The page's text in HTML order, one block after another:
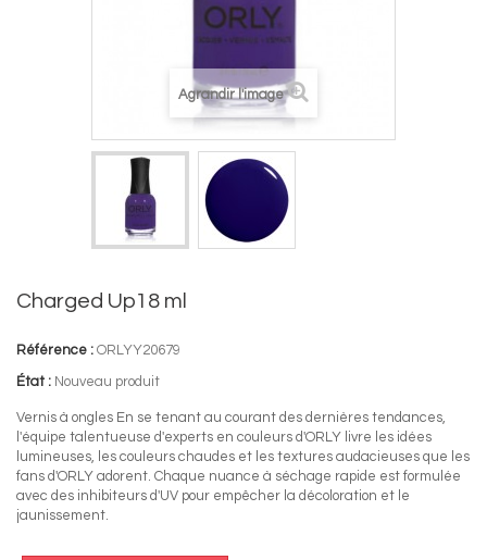
Agrandir l'image
Charged Up18 ml
Référence : ORLYY20679
État : Nouveau produit
Vernis à ongles En se tenant au courant des dernières tendances,
l'équipe talentueuse d'experts en couleurs d'ORLY livre les idées
lumineuses, les couleurs chaudes et les textures audacieuses que les
fans d'ORLY adorent. Chaque nuance à séchage rapide est formulée
avec des inhibiteurs d'UV pour empêcher la décoloration et le
jaunissement.